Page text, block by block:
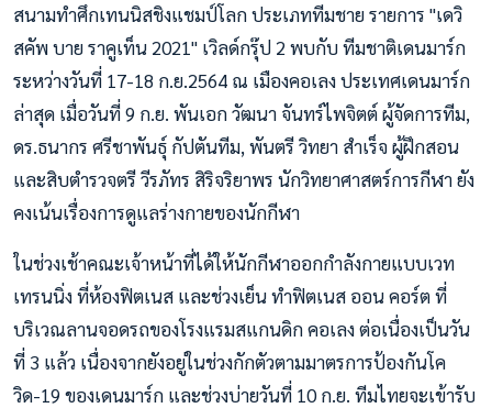
สนามทำศึกเทนนิสชิงแชมป์โลก ประเภททีมชาย รายการ "เดวิ
สคัพ บาย ราคูเท็น 2021" เวิลด์กรุ๊ป 2 พบกับ ทีมชาติเดนมาร์ก
ระหว่างวันที่ 17-18 ก.ย.2564 ณ เมืองคอเลง ประเทศเดนมาร์ก
ล่าสุด เมื่อวันที่ 9 ก.ย. พันเอก วัฒนา จันทร์ไพจิตต์ ผู้จัดการทีม,
ดร.ธนากร ศรีชาพันธุ์ กัปตันทีม, พันตรี วิทยา สำเร็จ ผู้ฝึกสอน
และสิบตำรวจตรี วีรภัทร สิริจริยาพร นักวิทยาศาสตร์การกีฬา ยัง
คงเน้นเรื่องการดูแลร่างกายของนักกีฬา
ในช่วงเช้าคณะเจ้าหน้าที่ได้ให้นักกีฬาออกกำลังกายแบบเวท
เทรนนิ่ง ที่ห้องฟิตเนส และช่วงเย็น ทำฟิตเนส ออน คอร์ต ที่
บริเวณลานจอดรถของโรงแรมสแกนดิก คอเลง ต่อเนื่องเป็นวัน
ที่ 3 แล้ว เนื่องจากยังอยู่ในช่วงกักตัวตามมาตรการป้องกันโค
วิด-19 ของเดนมาร์ก และช่วงบ่ายวันที่ 10 ก.ย. ทีมไทยจะเข้ารับ